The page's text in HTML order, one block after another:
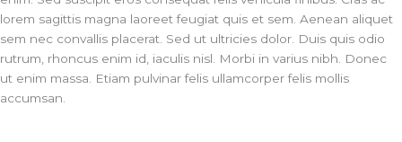
lorem sagittis magna laoreet feugiat quis et sem. Aenean aliquet
sem nec convallis placerat. Sed ut ultricies dolor. Duis quis odio
rutrum, rhoncus enim id, iaculis nisl. Morbi in varius nibh. Donec
ut enim massa. Etiam pulvinar felis ullamcorper felis mollis
accumsan.